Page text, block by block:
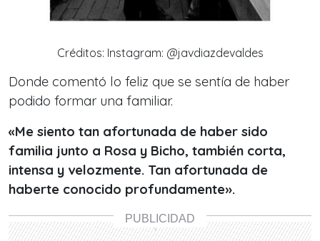
Créditos: Instagram: @javdiazdevaldes
Donde comentó lo feliz que se sentía de haber
podido formar una familiar.
«Me siento tan afortunada de haber sido
familia junto a Rosa y Bicho, también corta,
intensa y velozmente. Tan afortunada de
haberte conocido profundamente».